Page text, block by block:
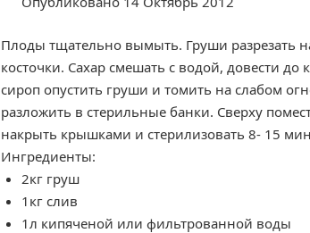
Плоды тщательно вымыть. Груши разрезать
косточки. Сахар смешать с водой, довести
сироп опустить груши и томить на слабом
разложить в стерильные банки. Сверху
накрыть крышками и стерилизовать 8- 15
Ингредиенты:
2кг груш
1кг слив
1л кипяченой или фильтрованной воды